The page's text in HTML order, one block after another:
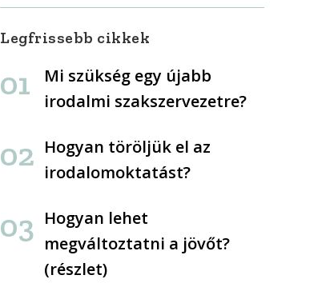
Legfrissebb cikkek
Mi szükség egy újabb
irodalmi szakszervezetre?
Hogyan töröljük el az
irodalomoktatást?
Hogyan lehet
megváltoztatni a jövőt?
(részlet)